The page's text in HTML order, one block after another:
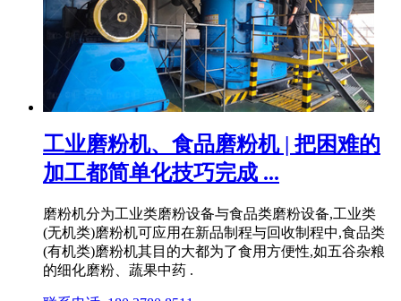
工业磨粉机、食品磨粉机 | 把困难的
加工都简单化技巧完成 ...
磨粉机分为工业类磨粉设备与食品类磨粉设备,工业类
(无机类)磨粉机可应用在新品制程与回收制程中,食品类
(有机类)磨粉机其目的大都为了食用方便性,如五谷杂粮
的细化磨粉、蔬果中药 .